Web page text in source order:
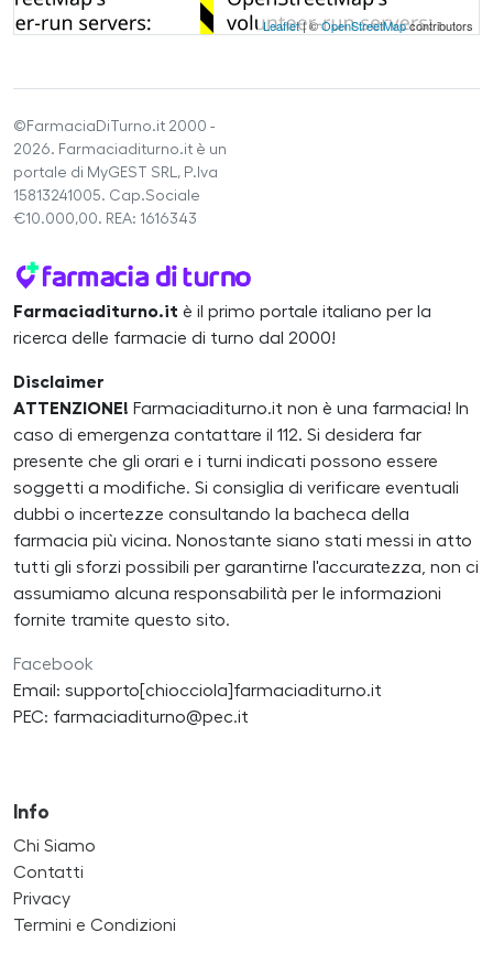
Leaflet| ©OpenStreetMapcontributors
©FarmaciaDiTurno.it 2000 -
2026. Farmaciaditurno.it è un
portale di MyGEST SRL, P.Iva
15813241005. Cap.Sociale
€10.000,00. REA: 1616343
Farmaciaditurno.it è il primo portale italiano per la
ricerca delle farmacie di turno dal 2000!
Disclaimer
ATTENZIONE! Farmaciaditurno.it non è una farmacia! In
caso di emergenza contattare il 112. Si desidera far
presente che gli orari e i turni indicati possono essere
soggetti a modifiche. Si consiglia di verificare eventuali
dubbi o incertezze consultando la bacheca della
farmacia più vicina. Nonostante siano stati messi in atto
tutti gli sforzi possibili per garantirne l'accuratezza, non ci
assumiamo alcuna responsabilità per le informazioni
fornite tramite questo sito.
Facebook
Email: supporto[chiocciola]farmaciaditurno.it
PEC: farmaciaditurno@pec.it
Info
Chi Siamo
Contatti
Privacy
Termini e Condizioni